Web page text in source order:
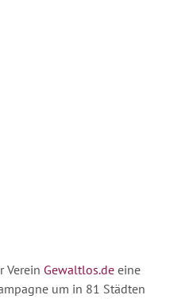
Verein Gewaltlos.de eine
um in 81 Städten